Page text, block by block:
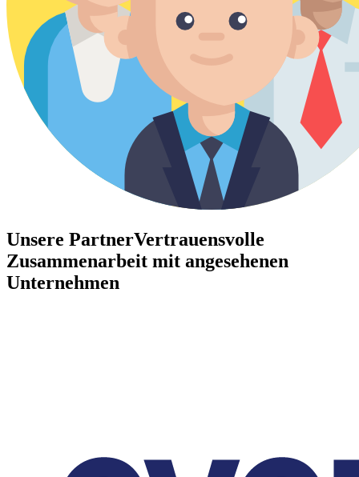
Unsere PartnerVertrauensvolle
Zusammenarbeit mit angesehenen
Unternehmen